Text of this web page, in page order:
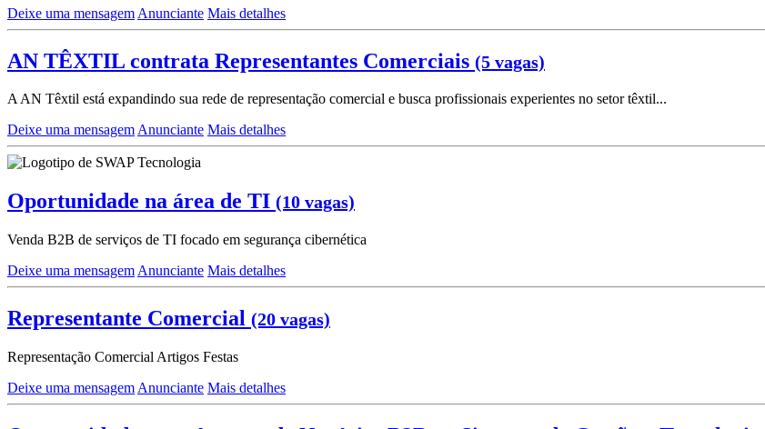
Deixe uma mensagem Anunciante Mais detalhes
AN TÊXTIL contrata Representantes Comerciais (5 vagas)
A AN Têxtil está expandindo sua rede de representação comercial e busca profissionais experientes no setor têxtil...
Deixe uma mensagemAnunciante Mais detalhes
Oportunidade na área de TI (10 vagas)
Venda B2B de serviços de TI focado em segurança cibernética
Deixe uma mensagem Anunciante Mais detalhes
Representante Comercial (20 vagas)
Representação Comercial Artigos Festas
Deixe uma mensagem Anunciante Mais detalhes